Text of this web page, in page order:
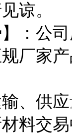
谅。
】：公
厂家
输、供
料交